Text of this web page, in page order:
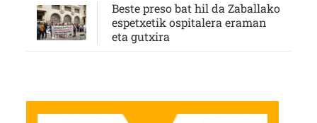
Beste preso bat hil da Zaballako
espetxetik ospitalera eraman
eta gutxira